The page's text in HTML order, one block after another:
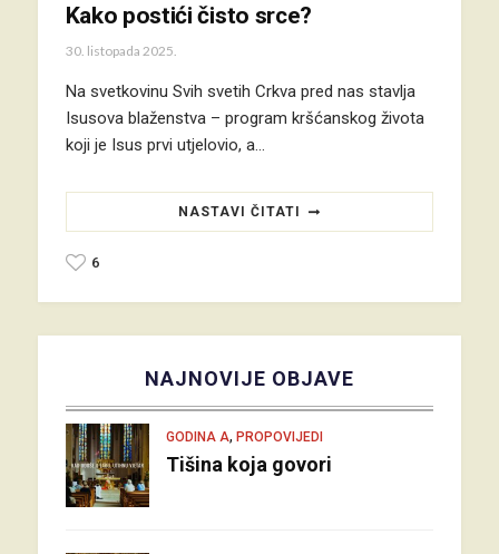
Kako postići čisto srce?
30. listopada 2025.
Na svetkovinu Svih svetih Crkva pred nas stavlja
Isusova blaženstva – program kršćanskog života
koji je Isus prvi utjelovio, a…
NASTAVI ČITATI
6
NAJNOVIJE OBJAVE
GODINA A, PROPOVIJEDI
Tišina koja govori